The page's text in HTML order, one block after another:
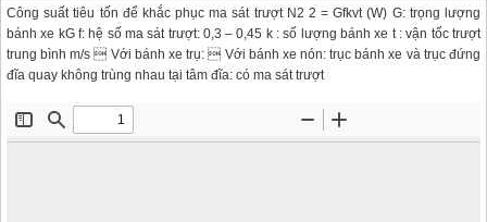
Công suất tiêu tốn để khắc phục ma sát trượt N2 2 = Gfkvt (W) G: trọng lượng
bánh xe kG f: hệ số ma sát trượt: 0,3 – 0,45 k : số lượng bánh xe t : vận tốc trượt
trung bình m/s  Với bánh xe trụ:  Với bánh xe nón: trục bánh xe và trục đứng
đĩa quay không trùng nhau tại tâm đĩa: có ma sát trượt